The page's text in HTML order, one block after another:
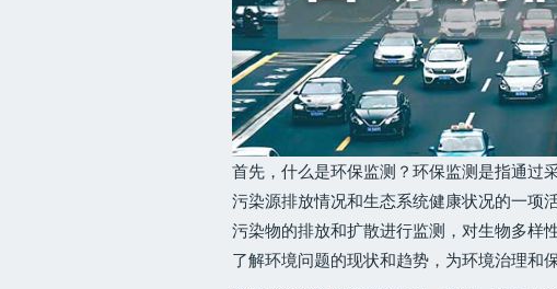
首先，什么是环保监测？环保监测是指通过
污染源排放情况和生态系统健康状况的一项
污染物的排放和扩散进行监测，对生物多样
了解环境问题的现状和趋势，为环境治理和